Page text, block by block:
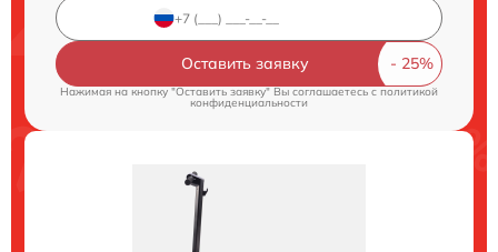
Оставить заявку
Нажимая на кнопку "Оставить заявку" Вы соглашаетесь c политикой
конфиденциальности